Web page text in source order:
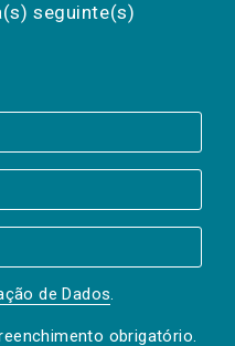
seguinte(s)
de Dados.
obrigatório.